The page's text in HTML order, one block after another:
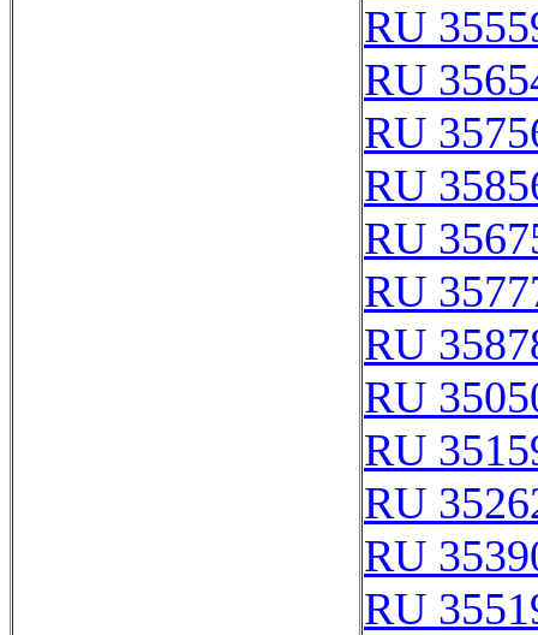
RU
RU
RU
RU
RU
RU
RU
RU
RU
RU
RU
RU